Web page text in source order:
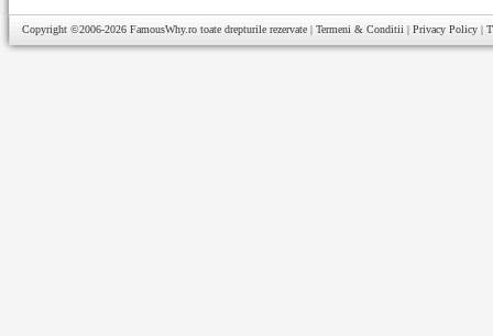
Copyright ©2006-2026 FamousWhy.ro toate drepturile rezervate | Termeni & Conditii | Privacy Policy |